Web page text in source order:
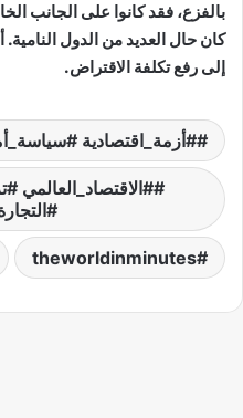
بالفزع، فقد كانوا على الجانب
كان حال العديد من الدول النامية.
إلى رفع تكلفة الاقتراض.
#أزمة_اقتصادية
#الاقتصاد_العالمي
theworldinminutes